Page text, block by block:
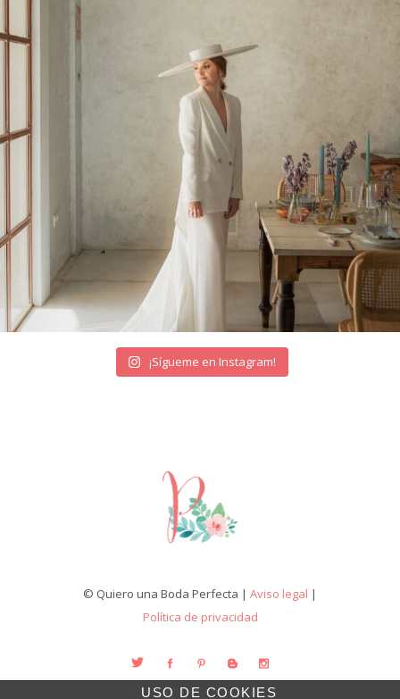
¡Sígueme en Instagram!
© Quiero una Boda Perfecta | Aviso legal |
Política de privacidad
USO DE COOKIES